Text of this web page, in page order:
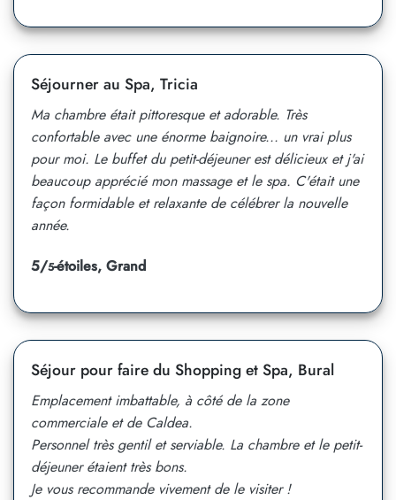
Séjourner au Spa, Tricia
Ma chambre était pittoresque et adorable. Très
confortable avec une énorme baignoire... un vrai plus
pour moi. Le buffet du petit-déjeuner est délicieux et j'ai
beaucoup apprécié mon massage et le spa. C'était une
façon formidable et relaxante de célébrer la nouvelle
année.
5/5-étoiles, Grand
Séjour pour faire du Shopping et Spa, Bural
Emplacement imbattable, à côté de la zone
commerciale et de Caldea.
Personnel très gentil et serviable. La chambre et le petit-
déjeuner étaient très bons.
Je vous recommande vivement de le visiter !